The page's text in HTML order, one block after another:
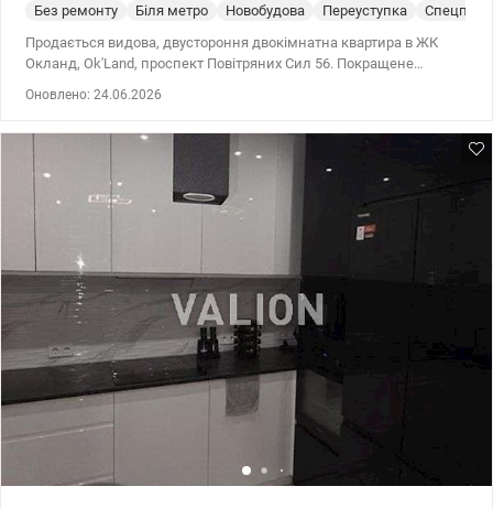
Без ремонту Біля метро Новобудова Переуступка
Продається видова, двустороння двокімнатна квартира в ЖК
Окланд, Ok'Land, проспект Повітряних Сил 56. Покращене
вітальня • Передпокій та вбиральня. • Панорамні вікна на
на двір та місто.  Внутрішні стіни у квартирі можна зносити та
робити перепланування. Будинок №1. (за рахунком від
проспекту третій) Поверх11 та 24. Для опалення в будинку
встановлено власну газову котельню. Технологія - Розумний дім.
(Керуйте Вашою квартирою зі смартфона) • Квартира продається
за переуступкою. У день покупки з переуступки, Ви можете
одночасно оформити право власності. Інні 0674047669
Ціна:107000у.о valion.ua/1146365
Оновлено: 24.06.2026